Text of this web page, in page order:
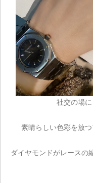
社交の場に
素晴らしい色彩を放
ダイヤモンドがレースの